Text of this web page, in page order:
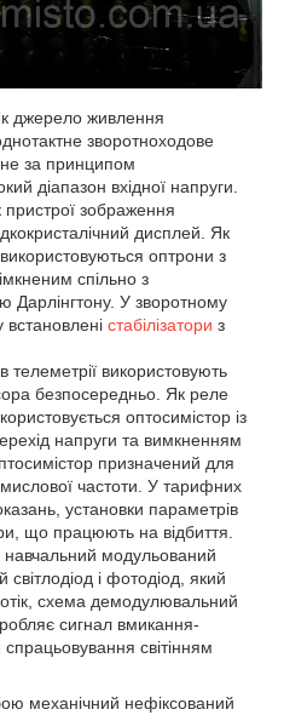
джерело живлення
зворотноходове
за принципом
діапазон вхідної напруги.
пристрої зображення
дисплей. Як
оптрони з
спільно з
Дарлінгтону. У зворотному
встановлені стабілізатори з
телеметрії використовують
безпосередньо. Як реле
оптосимістор із
напруги та вимкненням
призначений для
частоти. У тарифних
установки параметрів
що працюють на відбиття.
модульований
світлодіод і фотодіод, який
схема демодулювальний
сигнал вмикання-
світінням
механічний нефіксований